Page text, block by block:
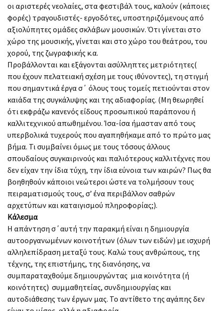
οι αριστερές νεολαίες, στα φεστιβάλ τους, καλούν (κάποιες
φορές) τραγουδιστές- εργοδότες, υποστηριζόμενους από
αξιολύπητες ομάδες σκλάβων μουσικών. Ότι γίνεται στο
χώρο της μουσικής, γίνεται και στο χώρο του θεάτρου, του
χορού, της ζωγραφικής κ.α.
Προβάλλονται και εξάγονται ασύλληπτες μετριότητες(
που έχουν πελατειακή σχέση με τους ιθύνοντες), τη στιγμή
που σημαντικά έργα σ΄ όλους τους τομείς πετιούνται στον
καιάδα της συγκάλυψης και της αδιαφορίας. (Μη θεωρηθεί
ότι εκφράζω κανενός είδους προσωπικού παράπονου ή
καλλιτεχνικού απωθημένου. Ίσα-ίσα ήμασταν από τους
υπερβολικά τυχερούς που αγαπηθήκαμε από το πρώτο μας
βήμα. Τι συμβαίνει όμως με τους τόσους άλλους
σπουδαίους συγκαιρινούς και παλιότερους καλλιτέχνες που
δεν είχαν την ίδια τύχη, την ίδια εύνοια των καιρών? Πως θα
βοηθηθούν κάποιοι νεώτεροι ώστε να τολμήσουν τους
πειραματισμούς τους, σ’ ένα περιβάλλον σαθρών
αρχετύπων και καταιγισμού πληροφορίας;).
Κάλεσμα
Η απάντηση σ΄αυτή την παρακμή είναι η δημιουργία
αυτοοργανωμένων κοινοτήτων (όλων των ειδών) με ισχυρή
αλληλεπίδραση μεταξύ τους. Καλώ τους ανθρώπους, της
τέχνης, της επιστήμης, της διανόησης, να
συμπαραταχθούμε δημιουργώντας μια κοινότητα (ή
κοινότητες) συμμαθητείας, συνδημιουργίας και
αυτοδιάθεσης των έργων μας. Το αντίθετο της αγάπης δεν